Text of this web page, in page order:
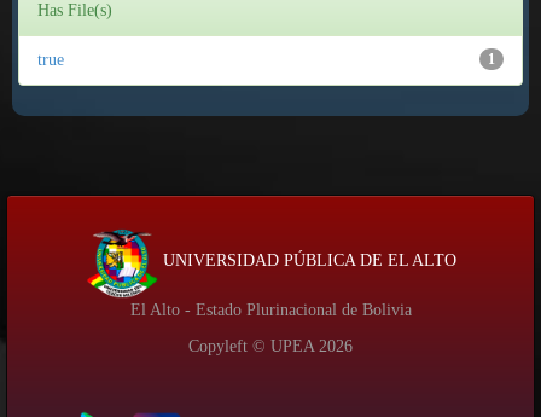
Has File(s)
1
true
UNIVERSIDAD PÚBLICA DE EL ALTO
El Alto - Estado Plurinacional de Bolivia
Copyleft © UPEA 2026